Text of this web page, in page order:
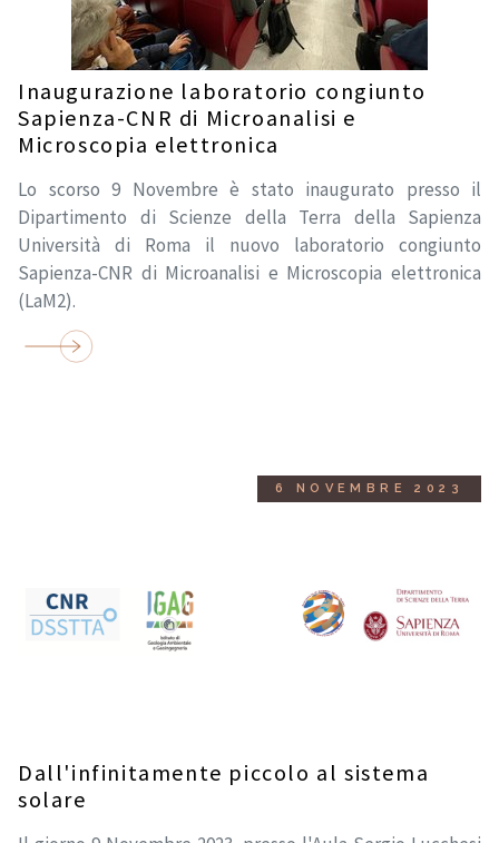
Inaugurazione laboratorio congiunto
Sapienza-CNR di Microanalisi e
Microscopia elettronica
Lo scorso 9 Novembre è stato inaugurato presso il
Dipartimento di Scienze della Terra della Sapienza
Università di Roma il nuovo laboratorio congiunto
Sapienza-CNR di Microanalisi e Microscopia elettronica
(LaM2).
6 NOVEMBRE 2023
Dall'infinitamente piccolo al sistema
solare